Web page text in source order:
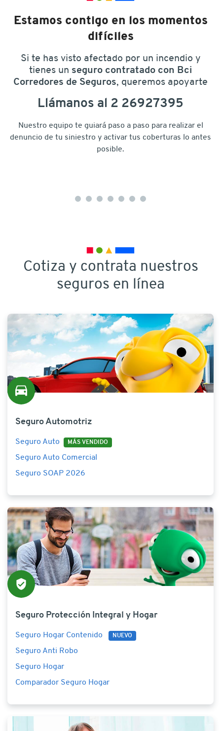
Estamos contigo en los momentos
difíciles
Si te has visto afectado por un incendio y
tienes un seguro contratado con Bci
Corredores de Seguros, queremos apoyarte
Llámanos al 2 26927395
Nuestro equipo te guiará paso a paso para realizar el
denuncio de tu siniestro y activar tus coberturas lo antes
posible.
Cotiza y contrata nuestros
seguros en línea
Seguro Automotriz
Seguro Auto MÁS VENDIDO
Seguro Auto Comercial
Seguro SOAP 2026
Seguro Protección Integral y Hogar
Seguro Hogar Contenido NUEVO
Seguro Anti Robo
Seguro Hogar
Comparador Seguro Hogar